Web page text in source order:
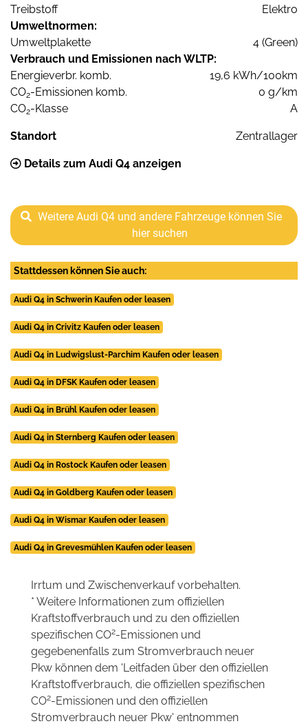
Treibstoff
Elektro
Umweltnormen:
Umweltplakette
4 (Green)
Verbrauch und Emissionen nach WLTP:
Energieverbr. komb.
19,6 kWh/100km
CO2-Emissionen komb.
0 g/km
CO2-Klasse A
Standort Zentrallager
Details zum Audi Q4 anzeigen
Weitere Audi Q4 und andere Fahrzeuge können Sie
hier suchen
Stattdessen können Sie auch:
Audi Q4 in Schwerin Kaufen oder leasen
Audi Q4 in Crivitz Kaufen oder leasen
Audi Q4 in Ludwigslust-Parchim Kaufen oder leasen
Audi Q4 in DFSK Kaufen oder leasen
Audi Q4 in Brühl Kaufen oder leasen
Audi Q4 in Sternberg Kaufen oder leasen
Audi Q4 in Rostock Kaufen oder leasen
Audi Q4 in Goldberg Kaufen oder leasen
Audi Q4 in Wismar Kaufen oder leasen
Audi Q4 in Grevesmühlen Kaufen oder leasen
Irrtum und Zwischenverkauf vorbehalten.
* Weitere Informationen zum offiziellen
Kraftstoffverbrauch und zu den offiziellen
spezifischen CO2-Emissionen und
gegebenenfalls zum Stromverbrauch neuer
Pkw können dem 'Leitfaden über den offiziellen
Kraftstoffverbrauch, die offiziellen spezifischen
CO2-Emissionen und den offiziellen
Stromverbrauch neuer Pkw' entnommen